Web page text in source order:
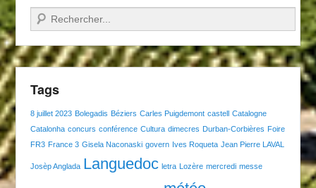
Recherche
Tags
8 juillet 2023 Bolegadis Béziers Carles Puigdemont castell Catalogne
Catalonha concurs conférence Cultura dimecres Durban-Corbières Foire
FR3 France 3 Gisela Naconaski govern Ives Roqueta Jean Pierre LAVAL
Josèp Anglada Languedoc letra Lozère mercredi messe